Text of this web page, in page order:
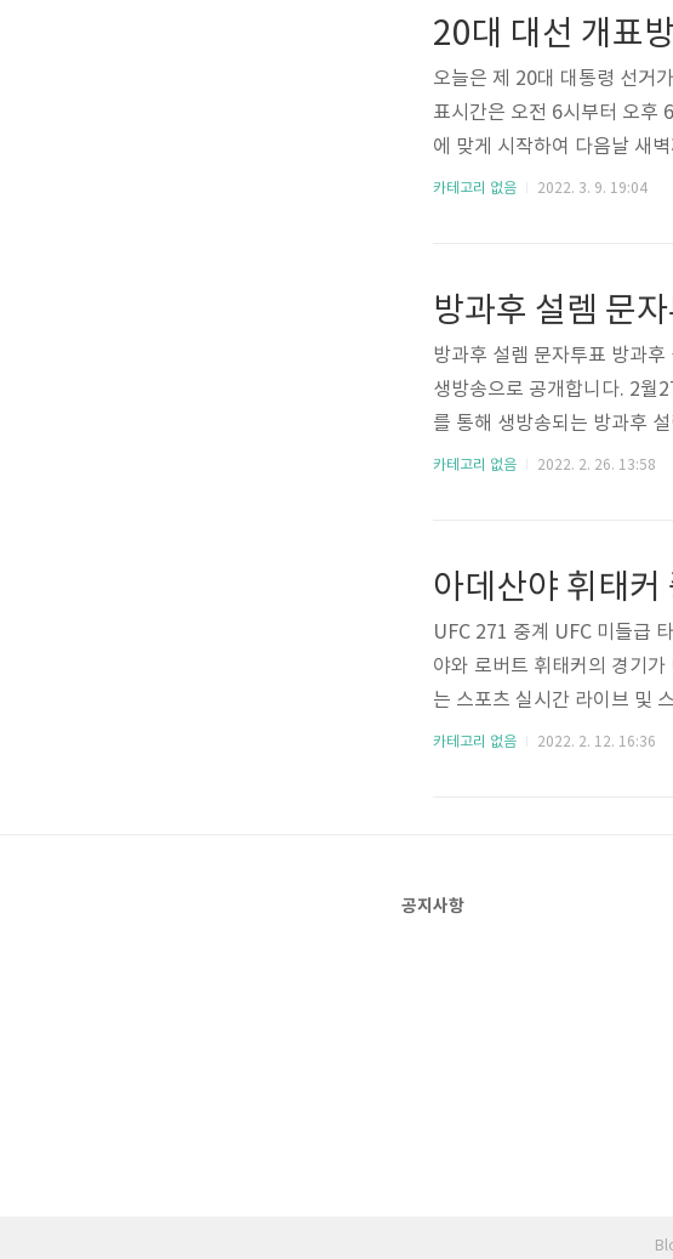
어주는 계좌입니다. 소득이
는 구조이며, 가입자는 주식형
니다. 청년도약계좌 가입대
세 ~ 만 34세의 청년으로 연
20대 대선 개표
오늘은 제 20대 대통령 선거
표시간은 오전 6시부터 오후
에 맞게 시작하여 다음날 새
제 20대 대통령선거 개표 진
카테고리 없음 2022. 3. 9. 19:04
방과후 설렘 문
방과후 설렘 문자투표 방과
생방송으로 공개합니다. 2월
를 통해 생방송되는 방과후
승전 무대가 펼쳐지는데요.
자 투표 방법을 설명한 후 휴
을 보내면 됩니다. 방과후 설
에어 사이트에서 무료로 볼
bit.ly/MBC_ONAIR_L..
카테고리 없음 2022. 2. 26. 13:58
아데산야 휘태
UFC 271 중계 UFC 미들급
야와 로버트 휘태커의 경기
는 스포츠 실시간 라이브 및
FC 271 중계 안내 일시 :
리그 뿐 아니라 NBA, MLB,
카테고리 없음 2022. 2. 12. 16:36
공지사항